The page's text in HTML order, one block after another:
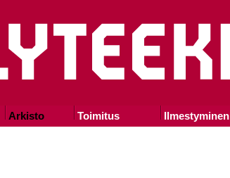
Arkisto Toimitus Ilmestyminen